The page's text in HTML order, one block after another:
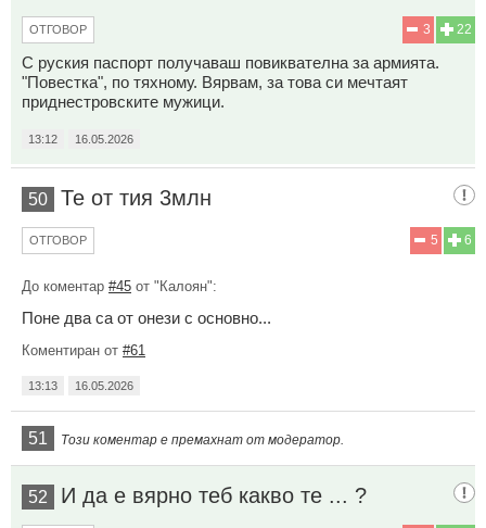
22
3
ОТГОВОР
С руския паспорт получаваш повиквателна за армията.
"Повестка", по тяхному. Вярвам, за това си мечтаят
приднестровските мужици.
13:12 16.05.2026
50 Те от тия 3млн
6
5
ОТГОВОР
До коментар #45 от "Калоян":
Поне два са от онези с основно...
Коментиран от #61
13:13 16.05.2026
51 Този коментар е премахнат от модератор.
52 И да е вярно теб какво те ... ?